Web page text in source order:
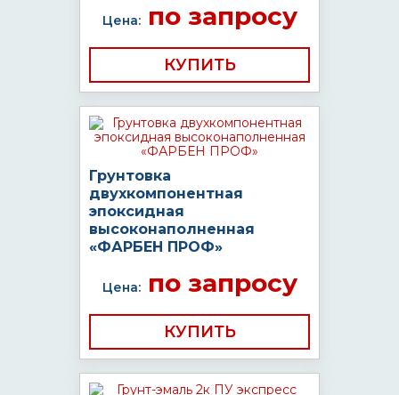
Цена:по запросу
КУПИТЬ
Грунтовка
двухкомпонентная
эпоксидная
высоконаполненная
«ФАРБЕН ПРОФ»
Цена:по запросу
КУПИТЬ